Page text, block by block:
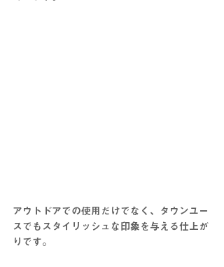
アウトドアでの使用だけでなく、タウンユー
スでもスタイリッシュな印象を与える仕上が
りです。